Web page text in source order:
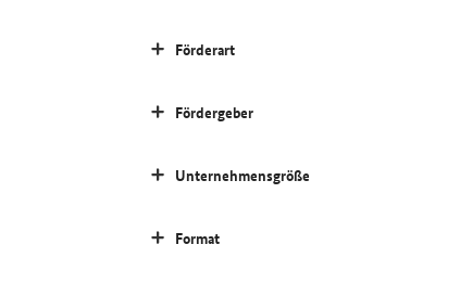
Förderart
Fördergeber
Unternehmensgröße
Format